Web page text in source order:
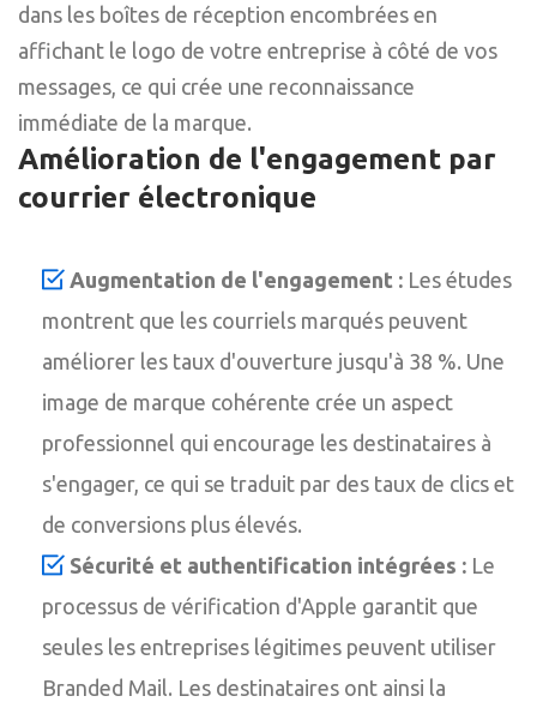
dans les boîtes de réception encombrées en
affichant le logo de votre entreprise à côté de vos
messages, ce qui crée une reconnaissance
immédiate de la marque.
Amélioration de l'engagement par
courrier électronique
Augmentation de l'engagement : Les études
montrent que les courriels marqués peuvent
améliorer les taux d'ouverture jusqu'à 38 %. Une
image de marque cohérente crée un aspect
professionnel qui encourage les destinataires à
s'engager, ce qui se traduit par des taux de clics et
de conversions plus élevés.
Sécurité et authentification intégrées : Le
processus de vérification d'Apple garantit que
seules les entreprises légitimes peuvent utiliser
Branded Mail. Les destinataires ont ainsi la